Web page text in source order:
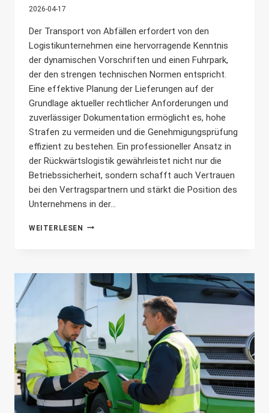
2026-04-17
Der Transport von Abfällen erfordert von den
Logistikunternehmen eine hervorragende Kenntnis
der dynamischen Vorschriften und einen Fuhrpark,
der den strengen technischen Normen entspricht.
Eine effektive Planung der Lieferungen auf der
Grundlage aktueller rechtlicher Anforderungen und
zuverlässiger Dokumentation ermöglicht es, hohe
Strafen zu vermeiden und die Genehmigungsprüfung
effizient zu bestehen. Ein professioneller Ansatz in
der Rückwärtslogistik gewährleistet nicht nur die
Betriebssicherheit, sondern schafft auch Vertrauen
bei den Vertragspartnern und stärkt die Position des
Unternehmens in der...
WEITERLESEN ABFALLTRANSPORT: